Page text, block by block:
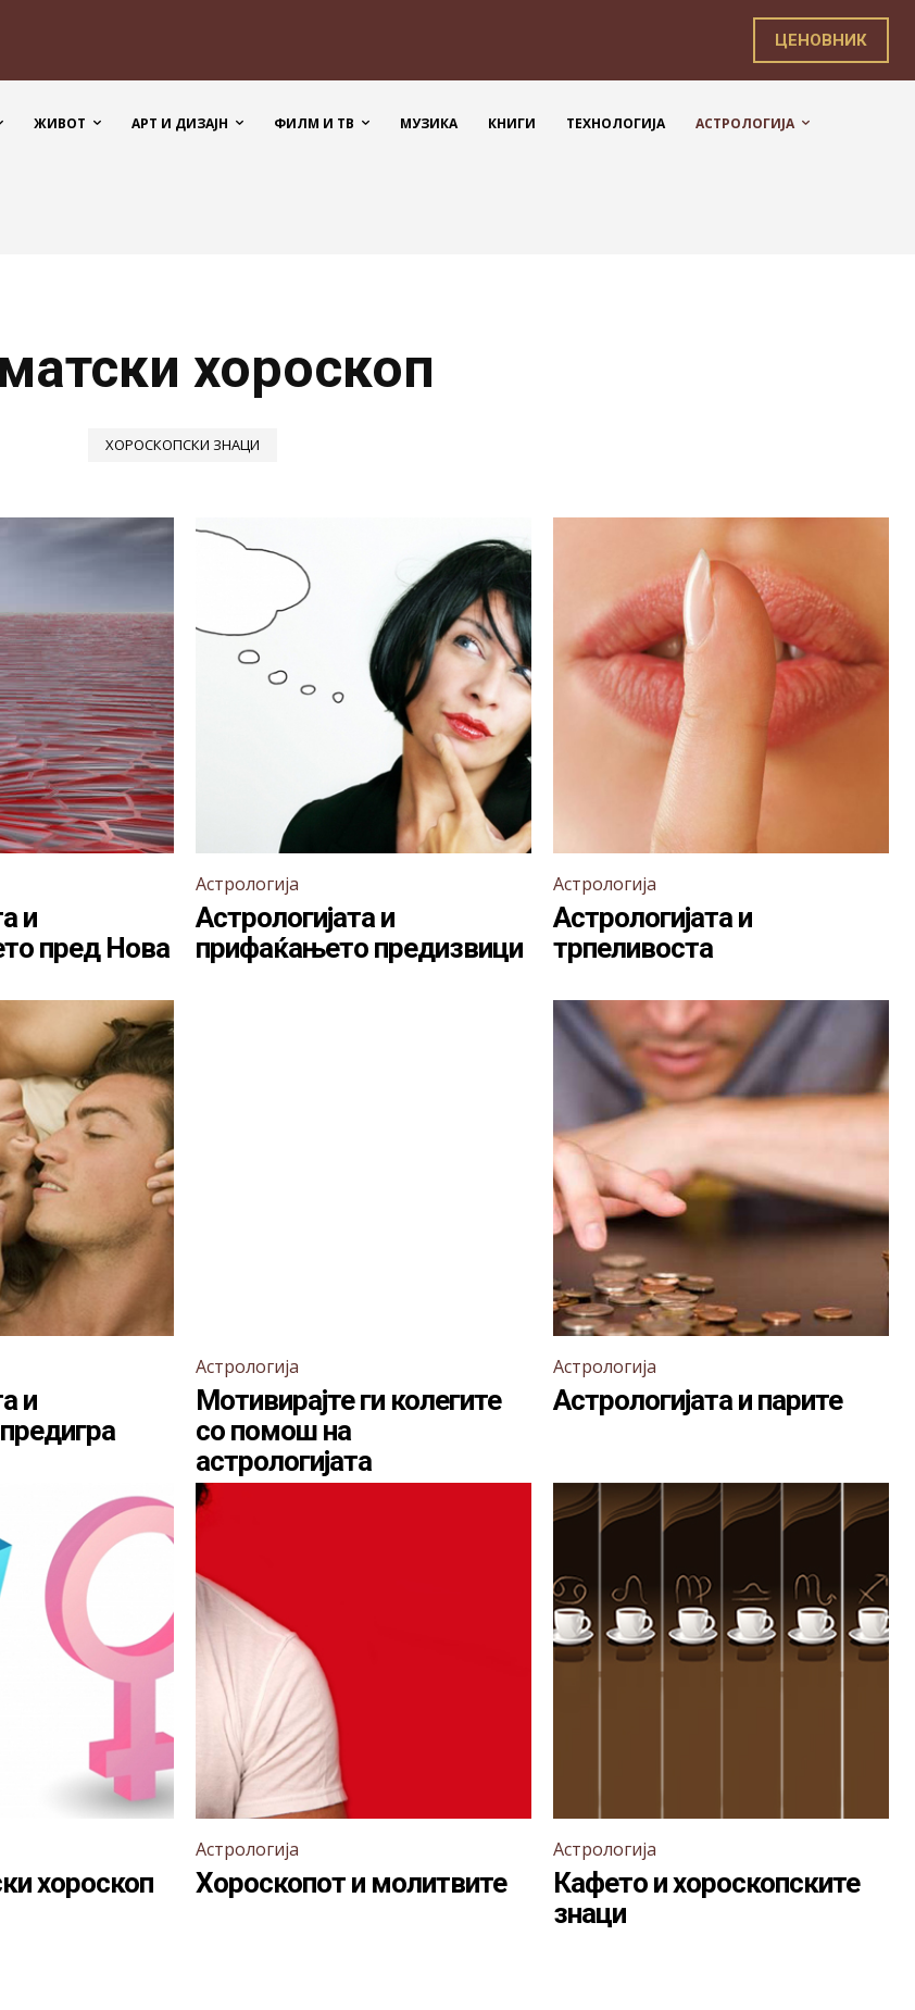
ЦЕНОВНИК
ЖИВОТ АРТ И ДИЗАЈН ФИЛМ И ТВ МУЗИКА КНИГИ ТЕХНОЛОГИЈА АСТРОЛОГИЈА
хороскоп
ХОРОСКОПСКИ ЗНАЦИ
и
пред Нова
Астрологија
Астрологијата и
прифаќањето предизвици
Астрологија
Астрологијата и
трпеливоста
и
Астрологија
Мотивирајте ги колегите
со помош на
астрологијата
Астрологија
Астрологијата и парите
хороскоп
Астрологија
Хороскопот и молитвите
Астрологија
Кафето и хороскопските
знаци